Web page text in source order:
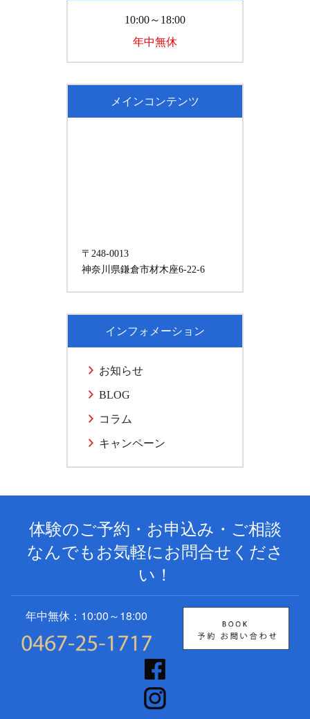
10:00～18:00
年中無休
メインコンテンツ
〒248-0013
神奈川県鎌倉市材木座6-22-6
インフォメーション
お知らせ
BLOG
コラム
キャンペーン
体験のご予約・お申込み・ご相談
なんでもお気軽にお問合せくださ
い！
年中無休：10:00～18:00